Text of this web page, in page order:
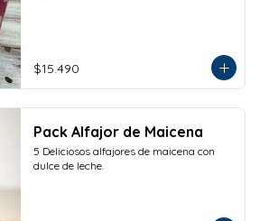
$15.490
Pack Alfajor de Maicena
5 Deliciosos alfajores de maicena con
dulce de leche.